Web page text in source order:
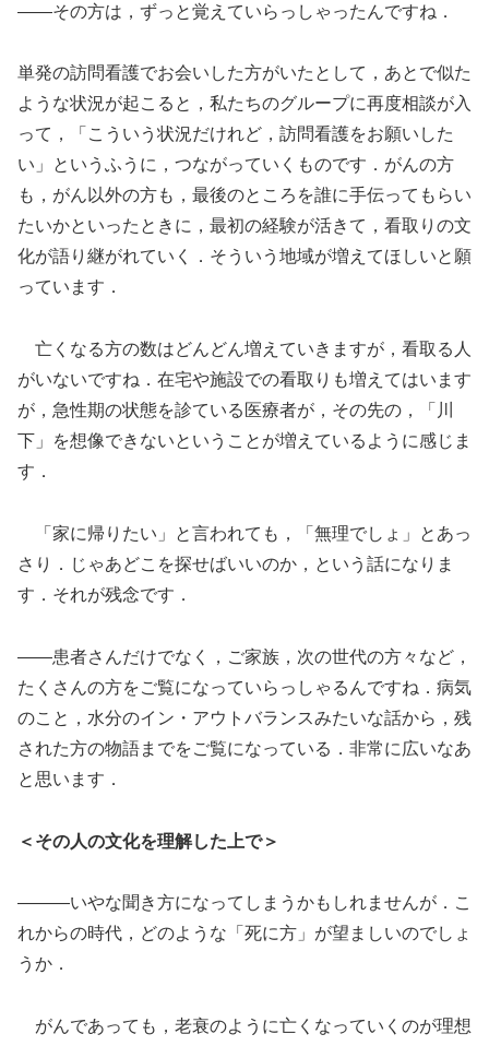
――その方は，ずっと覚えていらっしゃったんですね．
単発の訪問看護でお会いした方がいたとして，あとで似た
ような状況が起こると，私たちのグループに再度相談が入
って，「こういう状況だけれど，訪問看護をお願いした
い」というふうに，つながっていくものです．がんの方
も，がん以外の方も，最後のところを誰に手伝ってもらい
たいかといったときに，最初の経験が活きて，看取りの文
化が語り継がれていく．そういう地域が増えてほしいと願
っています．
亡くなる方の数はどんどん増えていきますが，看取る人
がいないですね．在宅や施設での看取りも増えてはいます
が，急性期の状態を診ている医療者が，その先の，「川
下」を想像できないということが増えているように感じま
す．
「家に帰りたい」と言われても，「無理でしょ」とあっ
さり．じゃあどこを探せばいいのか，という話になりま
す．それが残念です．
――患者さんだけでなく，ご家族，次の世代の方々など，
たくさんの方をご覧になっていらっしゃるんですね．病気
のこと，水分のイン・アウトバランスみたいな話から，残
された方の物語までをご覧になっている．非常に広いなあ
と思います．
＜その人の文化を理解した上で＞
―――いやな聞き方になってしまうかもしれませんが．こ
れからの時代，どのような「死に方」が望ましいのでしょ
うか．
がんであっても，老衰のように亡くなっていくのが理想